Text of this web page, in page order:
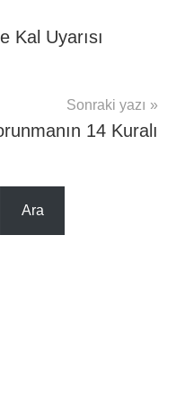
Kal Uyarısı
Sonraki yazı
14 Kuralı
Ara